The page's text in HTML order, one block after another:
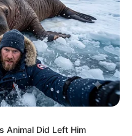
Animal Did Left Him